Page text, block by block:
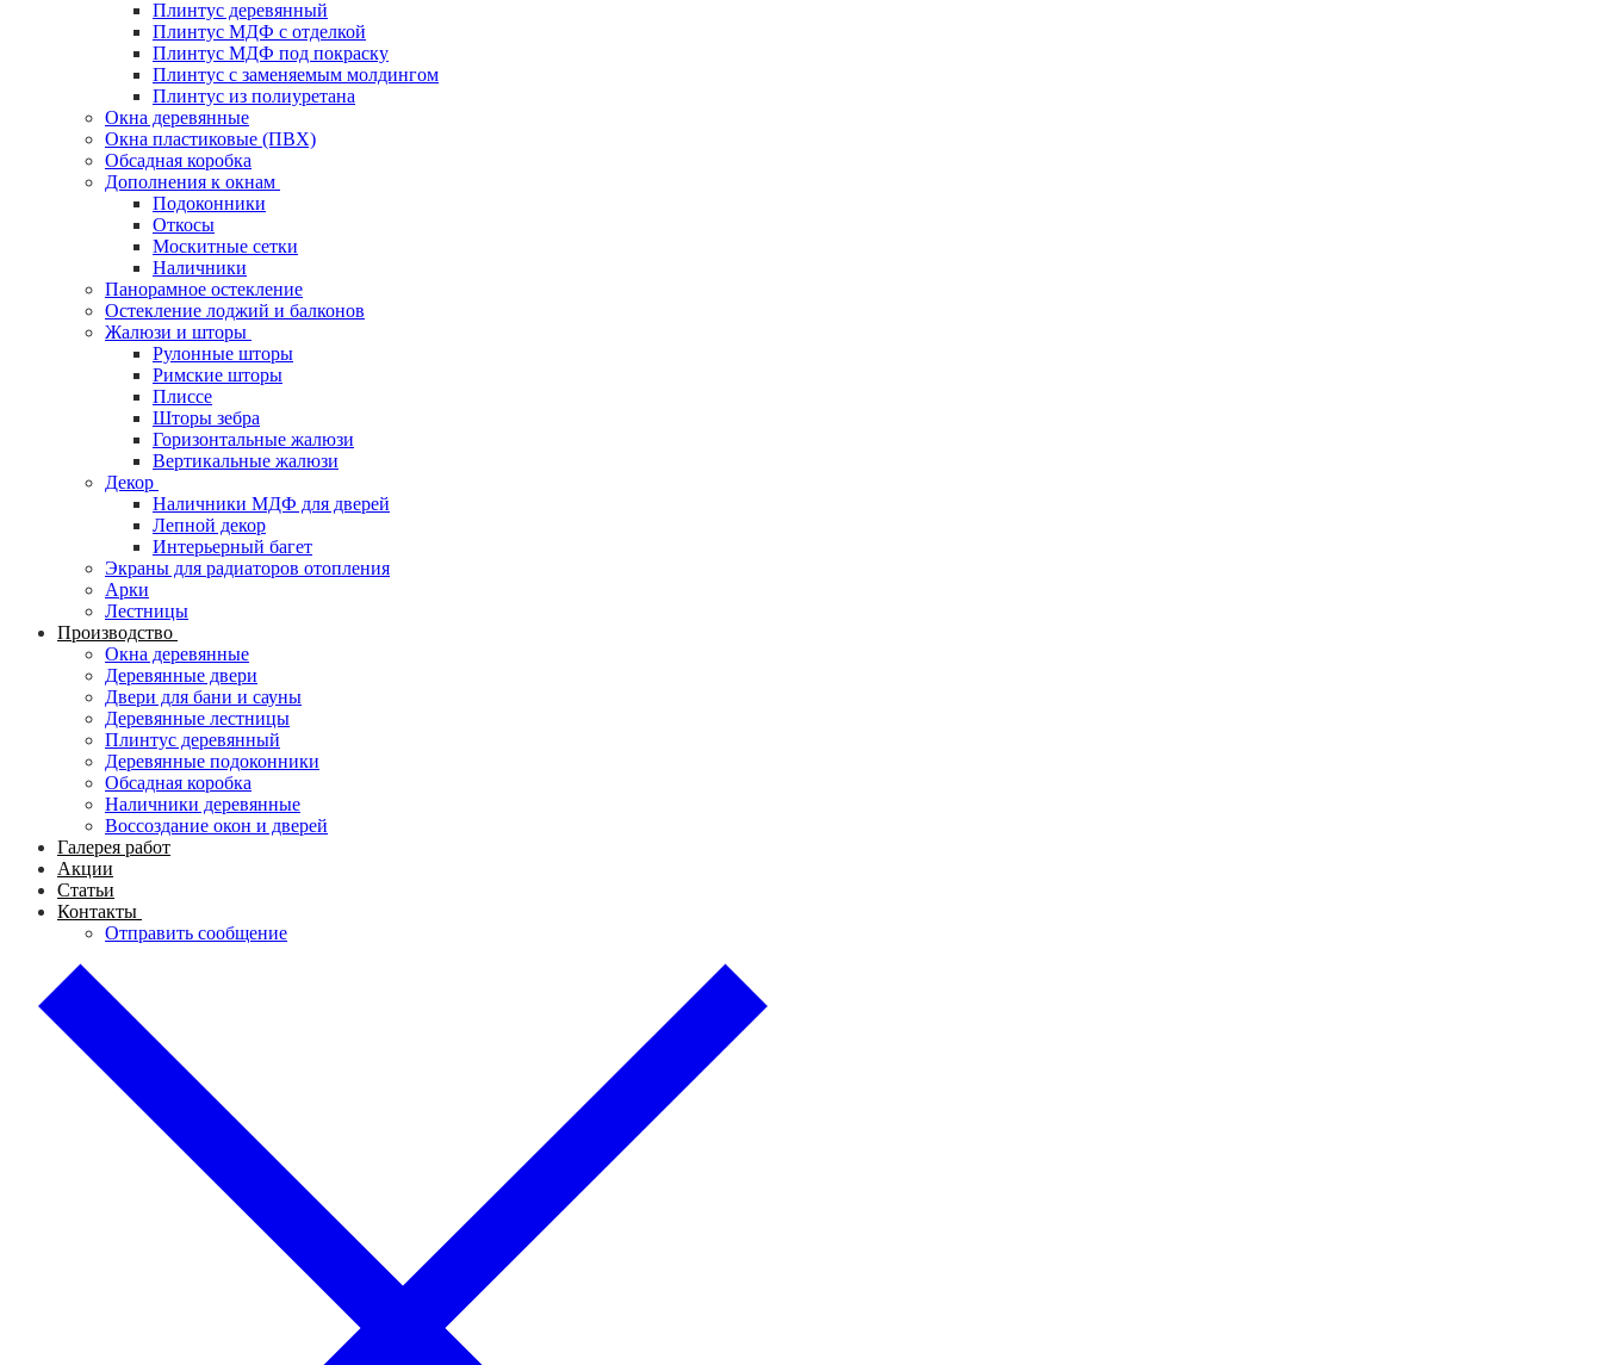
Плинтус деревянный
Плинтус МДФ с отделкой
Плинтус МДФ под покраску
Плинтус с заменяемым молдингом
Плинтус из полиуретана
Окна деревянные
Окна пластиковые (ПВХ)
Обсадная коробка
Дополнения к окнам
Подоконники
Откосы
Москитные сетки
Наличники
Панорамное остекление
Остекление лоджий и балконов
Жалюзи и шторы
Рулонные шторы
Римские шторы
Плиссе
Шторы зебра
Горизонтальные жалюзи
Вертикальные жалюзи
Декор
Наличники МДФ для дверей
Лепной декор
Интерьерный багет
Экраны для радиаторов отопления
Арки
Лестницы
Производство
Окна деревянные
Деревянные двери
Двери для бани и сауны
Деревянные лестницы
Плинтус деревянный
Деревянные подоконники
Обсадная коробка
Наличники деревянные
Воссоздание окон и дверей
Галерея работ
Акции
Статьи
Контакты
Отправить сообщение